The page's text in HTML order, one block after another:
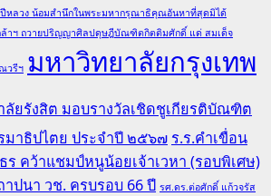
หลวง น้อมสำนึกในพระมหากรุณาธิคุณอันหาที่สุดมิได้
ล้าฯ ถวายปริญญาศิลปดุษฎีบัณฑิตกิตติมศักดิ์ แด่ สมเด็จ
วรีฯ มหาวิทยาลัยกรุงเทพ
ลัยรังสิต มอบรางวัลเชิดชูเกียรติบัณฑิต
มาธิปไตย ประจำปี ๒๕๖๗ ร.ร.คำเขื่อน
คว้าแชมป์หนูน้อยเจ้าเวหา (รอบพิเศษ)
ปนา วช. ครบรอบ 66 ปี รศ.ดร.ต่อศักดิ์ แก้วจรัส